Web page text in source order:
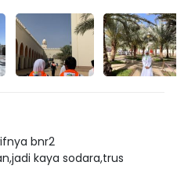
bnr2
kaya sodara,trus